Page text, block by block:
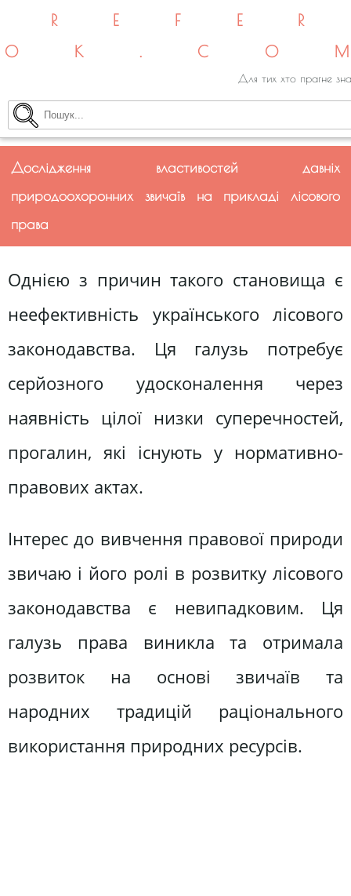
Для тих хто прагне
Дослідження властивостей давніх
природоохоронних звичаїв на прикладі лісового
права
Однією з причин такого становища є
неефективність українського лісового
законодавства. Ця галузь потребує
серйозного удосконалення через
наявність цілої низки суперечностей,
прогалин, які існують у нормативно-
правових актах.
Інтерес до вивчення правової природи
звичаю і його ролі в розвитку лісового
законодавства є невипадковим. Ця
галузь права виникла та отримала
розвиток на основі звичаїв та
народних традицій раціонального
використання природних ресурсів.